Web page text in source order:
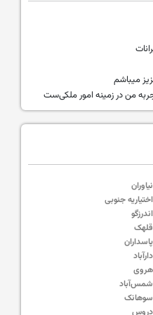
میباشم
من در زمینه امور ملکی‌ست
نیاوران
اختیاریه جنوبی
اندرزگو
قلهک
پاسداران
دارآباد
هروی
شمس‌آباد
سوهانک
دروس